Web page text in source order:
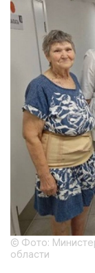
© Фото:
области